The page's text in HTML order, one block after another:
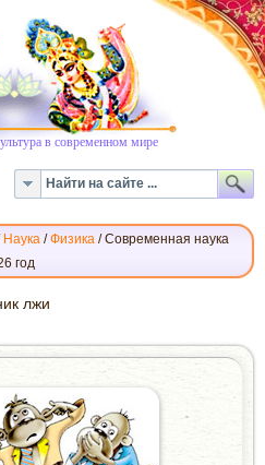
в современном мире
Наука /Физика /Современная наука
год
лжи